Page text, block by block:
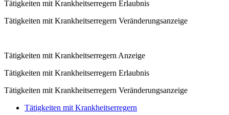
Tätigkeiten mit Krankheitserregern Erlaubnis
Tätigkeiten mit Krankheitserregern Veränderungsanzeige
Tätigkeiten mit Krankheitserregern Anzeige
Tätigkeiten mit Krankheitserregern Erlaubnis
Tätigkeiten mit Krankheitserregern Veränderungsanzeige
Tätigkeiten mit Krankheitserregern